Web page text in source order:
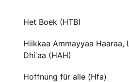
Het Boek (HTB)
Hiikkaa Ammayyaa Haaraa,
Dhiʼaa (HAH)
Hoffnung für alle (Hfa)